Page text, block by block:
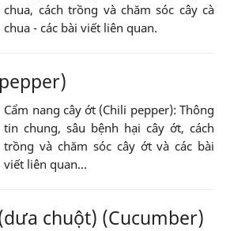
chua, cách trồng và chăm sóc cây cà
chua - các bài viết liên quan.
Cẩm nang cây ớt (Chili pepper): Thông
tin chung, sâu bệnh hại cây ớt, cách
trồng và chăm sóc cây ớt và các bài
viết liên quan...
chuột) (Cucumber)